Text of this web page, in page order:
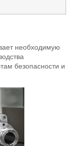
необходимую
безопасности и